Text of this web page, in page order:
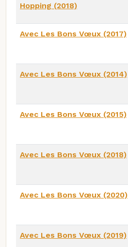
Hopping (2018)
Avec Les Bons Vœux (2017)
Avec Les Bons Vœux (2014)
Avec Les Bons Vœux (2015)
Avec Les Bons Vœux (2018)
Avec Les Bons Vœux (2020)
Avec Les Bons Vœux (2019)